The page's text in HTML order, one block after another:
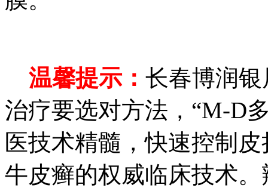
温馨提示： 长春博润
治疗要选对方法，“M-D
医技术精髓，快速控制
牛皮癣的权威临床技术